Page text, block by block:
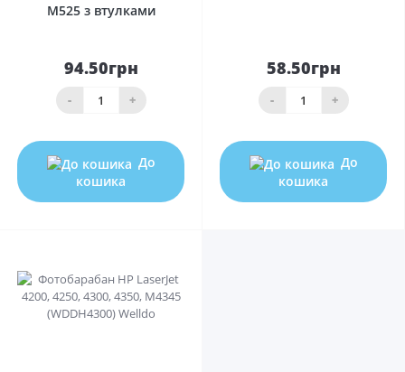
M525 з втулками
94.50грн
- +
До
кошика
58.50грн
- +
До
кошика